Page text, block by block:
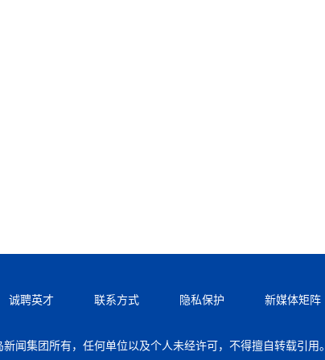
诚聘英才 联系方式 隐私保护 新媒体矩阵
闻集团所有，任何单位以及个人未经许可，不得擅自转载引用。